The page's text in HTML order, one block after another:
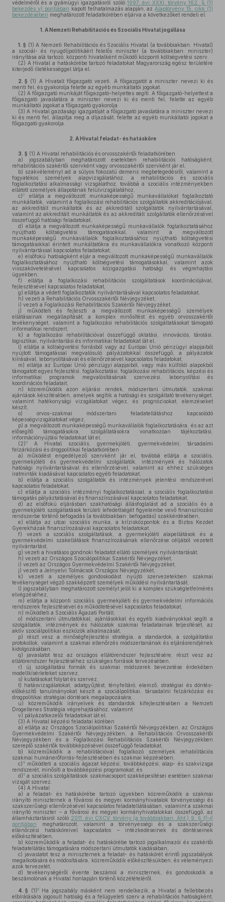
védelméről és a gyámügyi igazgatásról szóló 1997. évi XXXI. törvény 162. § (1)
bekezdés v) pontjában kapott felhatalmazás alapján, az Alaptörvény 15. cikk (1)
bekezdésében meghatározott feladatkörében eljárva a következőket rendeli el:
1. A Nemzeti Rehabilitációs és Szociális Hivatal jogállása
1. § (1) A Nemzeti Rehabilitációs és Szociális Hivatal (a továbbiakban: Hivatal)
a szociál- és nyugdíjpolitikáért felelős miniszter (a továbbiakban: miniszter)
irányítása alá tartozó, központi hivatalként működő központi költségvetési szerv.
(2) A Hivatal a hatáskörébe tartozó feladatokat Magyarország egész területére
kiterjedő illetékességgel látja el.
2. § (1) A Hivatalt főigazgató vezeti. A főigazgatót a miniszter nevezi ki és
menti fel, és gyakorolja felette az egyéb munkáltatói jogokat.
(2) A főigazgató munkáját főigazgató-helyettes segíti. A főigazgató-helyettest a
főigazgató javaslatára a miniszter nevezi ki és menti fel, felette az egyéb
munkáltatói jogokat a főigazgató gyakorolja.
(3) A Hivatal gazdasági igazgatóját a főigazgató javaslatára a miniszter nevezi
ki és menti fel, állapítja meg a díjazását, felette az egyéb munkáltatói jogokat a
főigazgató gyakorolja.
2. A Hivatal feladat- és hatásköre
3. § (1) A Hivatal rehabilitációs és orvosszakértői feladatkörében
a) jogszabályban meghatározott esetekben rehabilitációs hatóságként,
rehabilitációs szakértői szervként vagy orvosszakértői szervként jár el,
b) szakvéleményt ad a súlyos fokozatú demens megbetegedésről, valamint a
fogyatékos személyek alapvizsgálatához, a rehabilitációs és szociális
foglalkoztatási alkalmassági vizsgálathoz, továbbá a szociális intézményekben
ellátott személyek állapotának felülvizsgálatához,
c) 2
ellátja a megváltozott munkaképességű munkavállalókat foglalkoztató
munkáltatók, valamint a foglalkozási rehabilitációs szolgáltatók akkreditációjával,
az akkreditált munkáltatók és az akkreditált szolgáltatók nyilvántartásával,
valamint az akkreditált munkáltatók és az akkreditált szolgáltatók ellenőrzésével
összefüggő hatósági feladatokat,
d) ellátja a megváltozott munkaképességű munkavállalók foglalkoztatásához
nyújtható költségvetési támogatásokkal, valamint a megváltozott
munkaképességű munkavállalók foglalkoztatásához nyújtható költségvetési
támogatásokkal érintett munkáltatókra és munkavállalókra vonatkozó központi
nyilvántartással kapcsolatos feladatokat,
e) elsőfokú hatóságként eljár a megváltozott munkaképességű munkavállalók
foglalkoztatásához nyújtható költségvetési támogatásokkal, valamint azok
visszakövetelésével kapcsolatos közigazgatási hatósági és végrehajtási
ügyekben,
f) ellátja a foglalkozási rehabilitációs szolgáltatások koordinációjával,
fejlesztésével kapcsolatos feladatokat,
g) ellátja a védett foglalkoztatók nyilvántartásával kapcsolatos feladatokat,
h) vezeti a Rehabilitációs Orvosszakértői Névjegyzéket,
i) vezeti a Foglalkozási Rehabilitációs Szakértői Névjegyzéket,
j) működteti és fejleszti a megváltozott munkaképességű személyek
ellátásainak megállapítását, a komplex minősítést és egyéb orvosszakértői
tevékenységet, valamint a foglalkozási rehabilitációs szolgáltatásokat támogató
informatikai rendszert,
k) a foglalkozási rehabilitációval összefüggő oktatási, innovációs, tárolási,
logisztikai, nyilvántartási és informatikai feladatokat lát el,
l) ellátja a költségvetési forrásból vagy az Európai Unió pénzügyi alapjaiból
nyújtott támogatással megvalósuló pályázatokkal összefüggő, a pályázatok
kiírásával, lebonyolításával és ellenőrzésével kapcsolatos feladatokat,
m) ellátja az Európai Unió pénzügyi alapjaiból, vagy más külföldi alapokból
támogatott egyes fejlesztési, foglalkoztatási, foglalkozási rehabilitációs, képzési és
informatikai programok megvalósításának szervezési, lebonyolítási és
koordinációs feladatait,
n) közreműködik azon eljárási rendek, módszertani útmutatók, szakmai
ajánlások készítésében, amelyek segítik a hatósági és szolgáltató tevékenységet,
valamint hatékonysági vizsgálatokat végez, és prognózisokat, elemzéseket
készít,
o) orvos-szakmai módszertani feladatellátáshoz kapcsolódó
képességvizsgálatokat végez,
p) a megváltozott munkaképességű munkavállalók foglalkoztatására, és az azt
elősegítő támogatásokra, szolgáltatásokra vonatkozóan tájékoztatási,
információnyújtási feladatokat lát el.
(2) 3
A Hivatal szociális, gyermekjóléti, gyermekvédelmi, társadalmi
felzárkózási és drogpolitikai feladatkörében
a) működést engedélyező szervként jár el, továbbá ellátja a szociális,
gyermekjóléti és gyermekvédelmi szolgáltatók, intézmények és hálózatok
hatósági nyilvántartásával és ellenőrzésével, valamint az ehhez szükséges
iratminták kiadásával kapcsolatos egyéb feladatokat,
b) ellátja a szociális szolgáltatók és intézmények jelentési rendszerével
kapcsolatos feladatokat,
c) ellátja a szociális intézményi foglalkoztatással, a szociális foglalkoztatási
támogatás pályáztatásával és finanszírozásával kapcsolatos feladatokat,
d) az elsőfokú eljárásban szakhatósági állásfoglalást ad a szociális és a
gyermekjóléti szolgáltatások területi lefedettségét figyelembe vevő finanszírozási
rendszerbe történő befogadás (a továbbiakban: befogadás) szakkérdésében,
e) ellátja az utcai szociális munka, a krízisközpontok és a Biztos Kezdet
Gyerekházak finanszírozásával kapcsolatos feladatokat,
f) vezeti a szociális szolgáltatások, a gyermekjóléti alapellátások és a
gyermekvédelmi szakellátások finanszírozásának ellenőrzése céljából vezetett
nyilvántartást,
g) vezeti a hivatásos gondnoki feladatot ellátó személyek nyilvántartását,
h) vezeti az Országos Szociálpolitikai Szakértői Névjegyzéket,
i) vezeti az Országos Gyermekvédelmi Szakértői Névjegyzéket,
j) vezeti a Jelnyelvi Tolmácsok Országos Névjegyzékét,
k) vezeti a személyes gondoskodást nyújtó szervezetekben szakmai
tevékenységet végző szakképzett személyek működési nyilvántartását,
l) jogszabályban meghatározott személyt jelöl ki a komplex szükségletfelmérés
elvégzéséhez,
m) ellátja a központi szociális, gyermekjóléti és gyermekvédelmi információs
rendszerek fejlesztésével és működtetésével kapcsolatos feladatokat,
n) működteti a Szociális Ágazati Portált,
o) módszertani útmutatókkal, ajánlásokkal és egyéb kiadványokkal segíti a
szolgáltatók, intézmények és hálózatok szakmai feladatainak teljesítését, az
aktív szociálpolitikai eszközök alkalmazását,
p) részt vesz a minőségfejlesztési stratégia, a standardok, a szolgáltatási
protokollok, valamint a szakmai ellenőrzés módszertanának és eljárásrendjének
kidolgozásában,
q) javaslatot tesz az országos ellátórendszer fejlesztésére, részt vesz az
ellátórendszer fejlesztéséhez szükséges források tervezésében,
r) új szolgáltatási formák és szakmai módszerek bevezetése érdekében
modellkísérleteket szervez,
s) kutatásokat folytat és szervez,
t) hatásvizsgálatokat, adatgyűjtést, tényfeltáró, elemző, stratégiai és döntés-
előkészítő tanulmányokat készít a szociálpolitikai, társadalmi felzárkózási és
drogpolitikai stratégiai döntések megalapozására,
u) közreműködik irányelvek és standardok kifejlesztésében a Nemzeti
Drogellenes Stratégia végrehajtásához, valamint
v) pályázatkezelői feladatokat lát el.
(3) A Hivatal képzési feladatai körében
a) ellátja az Országos Szociálpolitikai Szakértői Névjegyzékben, az Országos
Gyermekvédelmi Szakértői Névjegyzékben, a Rehabilitációs Orvosszakértői
Névjegyzékben és a Foglalkozási Rehabilitációs Szakértői Névjegyzékben
szereplő szakértők továbbképzésével összefüggő feladatokat,
b) közreműködik a rehabilitációval foglalkozó személyek rehabilitációs
szakmai humánerőforrás-fejlesztésében és szakmai képzésében,
c)4 működteti a szociális ágazat képzési, továbbképzési, alap- és szakvizsga
rendszerét, minősíti a továbbképzési programokat, és
d)5 a szociális szolgáltatások szakmacsoport szakképesítései esetében szakmai
vizsgát szervez.
(4) A Hivatal
a) a feladat- és hatáskörébe tartozó ügyekben közreműködik a szakmai
irányító miniszternek a fővárosi és megyei kormányhivatalok törvényességi és
szakszerűségi ellenőrzésével kapcsolatos feladatellátásában, valamint a szakmai
irányító miniszter – a fővárosi és megyei kormányhivatalokkal összefüggő, az
államháztartásról szóló 2011. évi CXCV. törvény (a továbbiakban: Áht.) 9. §f)–i)
pontjában meghatározott, valamint a törvényességi és a szakszerűségi
ellenőrzési hatásköreivel kapcsolatos – intézkedéseinek és döntéseinek
előkészítésében,
b) közreműködik a feladat- és hatáskörébe tartozó jogalkalmazói és szakértői
feladatellátás támogatására módszertani útmutatók kiadásában,
c) javaslatot tesz a miniszternek a feladat- és hatáskörét érintő jogszabályok
megalkotására és módosítására, közreműködik előkészítésükben, és véleményezi
azok tervezetét,
d) tevékenységéről évente beszámol a miniszternek, és gondoskodik a
beszámolónak a Hivatal honlapján történő közzétételéről.
4. § (1)6Ha jogszabály másként nem rendelkezik, a Hivatal a fellebbezés
elbírálására jogosult hatóság és a felügyeleti szerv a rehabilitációs hatóságként,